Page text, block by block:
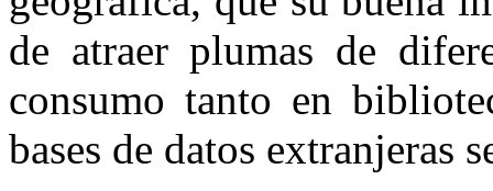
de atraer plumas de
consumo tanto en
bases de datos extranjeras